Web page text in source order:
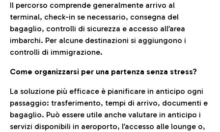
Il percorso comprende generalmente arrivo al
terminal, check-in se necessario, consegna del
bagaglio, controlli di sicurezza e accesso all’area
imbarchi. Per alcune destinazioni si aggiungono i
controlli di immigrazione.
Come organizzarsi per una partenza senza stress?
La soluzione più efficace è pianificare in anticipo ogni
passaggio: trasferimento, tempi di arrivo, documenti e
bagaglio. Può essere utile anche valutare in anticipo i
servizi disponibili in aeroporto, l’accesso alle lounge o,